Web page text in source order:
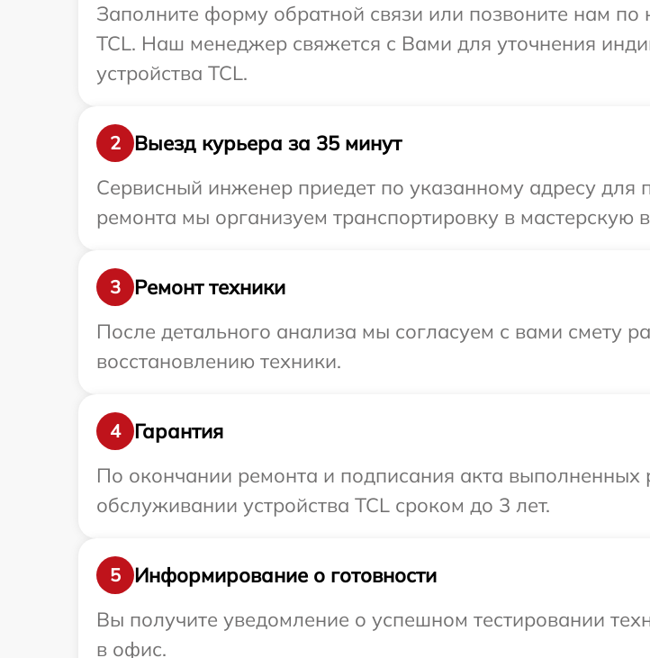
Заполните форму обратной связи или позвоните нам по
TCL. Наш менеджер свяжется с Вами для уточнения
устройства TCL.
2
Выезд курьера за 35 минут
Сервисный инженер приедет по указанному адресу для
ремонта мы организуем транспортировку в мастерскую
3
Ремонт техники
После детального анализа мы согласуем с вами смету
восстановлению техники.
4
Гарантия
По окончании ремонта и подписания акта
обслуживании устройства TCL сроком до 3 лет.
5
Информирование о готовности
Вы получите уведомление о успешном тестировании
в офис.